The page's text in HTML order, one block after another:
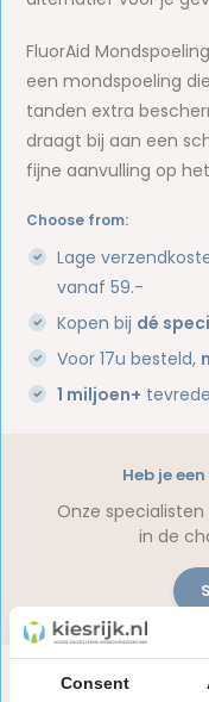
FluorAid
een mondspoeling
tanden extra
draagt bij aan een
fijne aanvulling op
Choose from:
Lage
vanaf 59.-
Kopen bij dé
Voor 17u besteld,
1 miljoen+
Heb je
Onze
in de
Consent